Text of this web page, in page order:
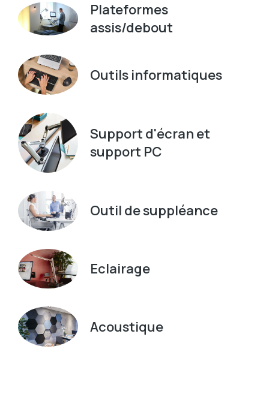
Plateformes
assis/debout
Outils informatiques
Support d'écran et
support PC
Outil de suppléance
Eclairage
Acoustique